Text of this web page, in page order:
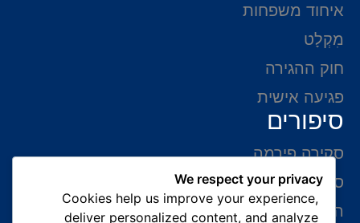
איחוד משפחות
מִקְלָט
חוק ההגירה
פגיעה אישית
סיפורים
סקירה פירמה
סיפורי הצלחה
המלצות של לקוחות
We respect your privacy
Cookies help us improve your experience,
deliver personalized content, and analyze